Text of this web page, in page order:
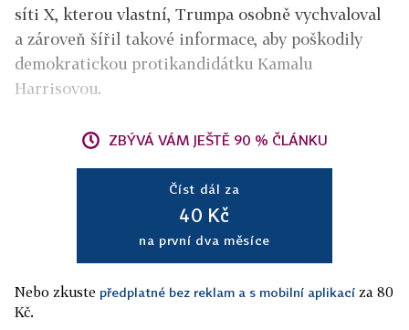
síti X, kterou vlastní, Trumpa osobně vychvaloval
a zároveň šířil takové informace, aby poškodily
demokratickou protikandidátku Kamalu
Harrisovou.
ZBÝVÁ VÁM JEŠTĚ 90 % ČLÁNKU
Číst dál za
40 Kč
na první dva měsíce
Nebo zkuste předplatné bez reklam a s mobilní aplikací za 80
Kč.